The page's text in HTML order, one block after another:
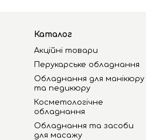
Каталог
Акційні товари
Перукарське обладнання
Обладнання для манікюру
та педикюру
Косметологічне
обладнання
Обладнання та засоби
для масажу